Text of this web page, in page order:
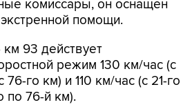
км 93 действует
го км) и 110 км/час (с 21-го
по 76-й км).
за счет сбора платы за